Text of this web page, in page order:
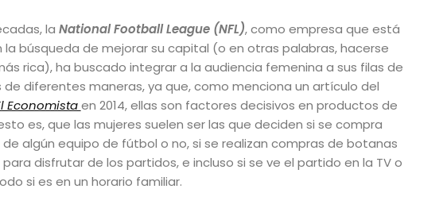
la National Football League (NFL), como empresa que está
la búsqueda de mejorar su capital (o en otras palabras, hacerse
rica), ha buscado integrar a la audiencia femenina a sus filas de
de diferentes maneras, ya que, como menciona un artículo del
Economistaen 2014, ellas son factores decisivos en productos de
es, que las mujeres suelen ser las que deciden si se compra
algún equipo de fútbol o no, si se realizan compras de botanas
disfrutar de los partidos, e incluso si se ve el partido en la TV o
si es en un horario familiar.